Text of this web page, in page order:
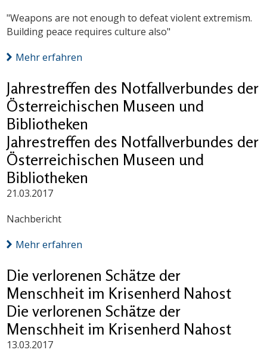
"Weapons are not enough to defeat violent extremism.
Building peace requires culture also"
Mehr erfahren
Jahrestreffen des Notfallverbundes der
Österreichischen Museen und
Bibliotheken
Jahrestreffen des Notfallverbundes der
Österreichischen Museen und
Bibliotheken
21.03.2017
Nachbericht
Mehr erfahren
Die verlorenen Schätze der
Menschheit im Krisenherd Nahost
Die verlorenen Schätze der
Menschheit im Krisenherd Nahost
13.03.2017